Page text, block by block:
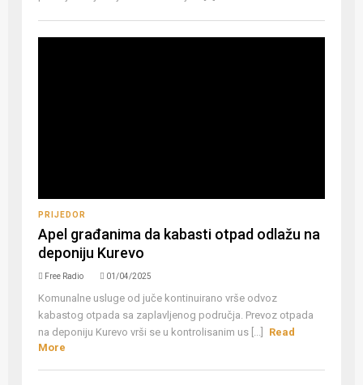
PRIJEDOR
Apel građanima da kabasti otpad odlažu na
deponiju Kurevo
Free Radio 01/04/2025
Komunalne usluge od juče kontinuirano vrše odvoz
kabastog otpada sa zaplavljenog područja. Prevoz otpada
na deponiju Kurevo vrši se u kontrolisanim us [...]
Read
More